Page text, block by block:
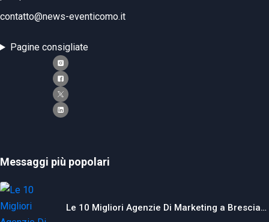
contatto@news-eventicomo.it
Pagine consigliate
Messaggi più popolari
Le 10 Migliori Agenzie Di Marketing a Brescia…